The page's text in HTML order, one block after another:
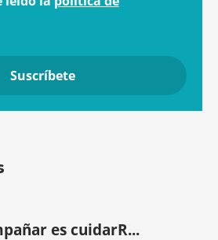
es cuidarR...